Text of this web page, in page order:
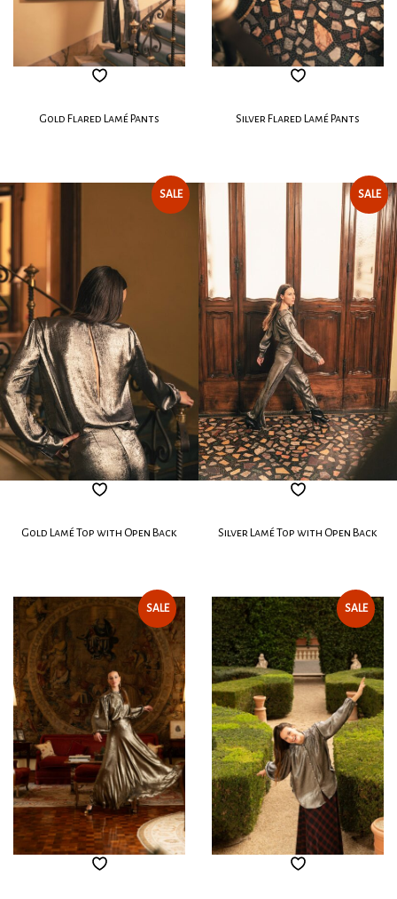
Gold Flared Lamé Pants Silver Flared Lamé Pants
SALE
Gold Lamé Top with Open Back
SALE
Silver Lamé Top with Open Back
SALE SALE